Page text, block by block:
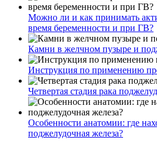
Можно ли и как принимать
время беременности и при ГВ?
Камни в желчном пузыре и
Инструкция по применению
Четвертая стадия рака
Особенности анатомии: где
поджелудочная железа?